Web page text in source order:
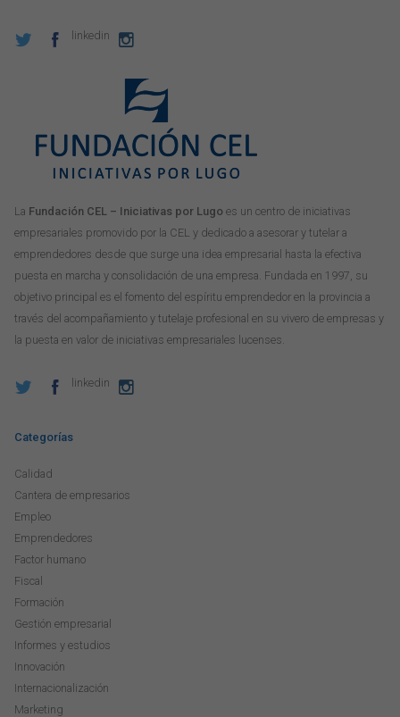
linkedin
La Fundación CEL – Iniciativas por Lugo es un centro de iniciativas
empresariales promovido por la CEL y dedicado a asesorar y tutelar a
emprendedores desde que surge una idea empresarial hasta la efectiva
puesta en marcha y consolidación de una empresa. Fundada en 1997, su
objetivo principal es el fomento del espíritu emprendedor en la provincia a
través del acompañamiento y tutelaje profesional en su vivero de empresas y
la puesta en valor de iniciativas empresariales lucenses.
linkedin
Categorías
Calidad
Cantera de empresarios
Empleo
Emprendedores
Factor humano
Fiscal
Formación
Gestión empresarial
Informes y estudios
Innovación
Internacionalización
Marketing